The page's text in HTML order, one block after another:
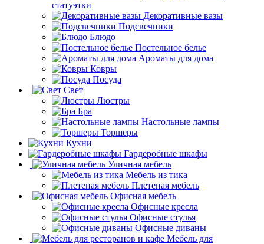
Декоративные
статуэтки
Подсвечники
Блюдо
Посуда
Свет
Люстры
Бра
Торшеры
Кухни
Гардеробные шкафы
Уличная мебель
Мебель из тика
Плетеная мебель
Офисная мебель
Офисные кресла
Офисные стулья